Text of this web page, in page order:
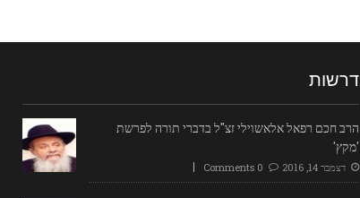
דרשות
הרב חכם רפאל אלאשוילי זצ"ל בדברי תורה לפרשת
'מקץ'
דצמבר 14, 2016